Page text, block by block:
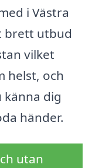
i Västra
brett utbud
vilket
helst, och
känna dig
händer.
utan